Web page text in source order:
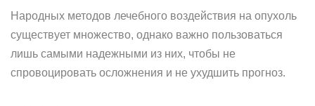
Народных методов лечебного воздействия на опухоль
существует множество, однако важно пользоваться
лишь самыми надежными из них, чтобы не
спровоцировать осложнения и не ухудшить прогноз.